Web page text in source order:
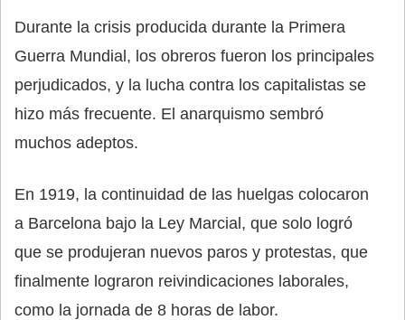
Durante la crisis producida durante la Primera
Guerra Mundial, los obreros fueron los principales
perjudicados, y la lucha contra los capitalistas se
hizo más frecuente. El anarquismo sembró
muchos adeptos.
En 1919, la continuidad de las huelgas colocaron
a Barcelona bajo la Ley Marcial, que solo logró
que se produjeran nuevos paros y protestas, que
finalmente lograron reivindicaciones laborales,
como la jornada de 8 horas de labor.